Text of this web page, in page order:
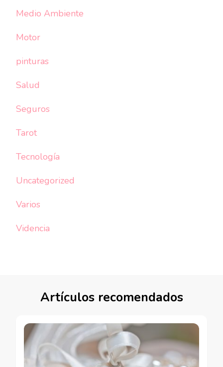
Medio Ambiente
Motor
pinturas
Salud
Seguros
Tarot
Tecnología
Uncategorized
Varios
Videncia
Artículos recomendados